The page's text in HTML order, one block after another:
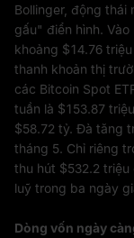
Bollinger, động
gấu" điển hình.
khoảng $14.76
thanh khoản thị
các Bitcoin Spot
tuần là $153.87
$58.72 tỷ. Đà tăng
tháng 5. Chỉ riêng
thu hút $532.2
luỹ trong ba ngày
Dòng vốn ngày